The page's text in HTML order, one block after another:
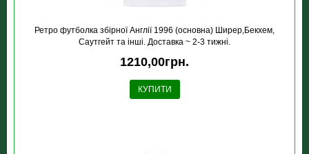
Ретро футболка збірної Англії 1996 (основна) Ширер,Бекхем,
Саутгейт та інші. Доставка ~ 2-3 тижні.
1210,00грн.
КУПИТИ